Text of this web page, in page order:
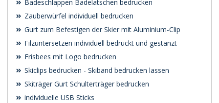
Badeschlappen Badelatschen bedrucken
Zauberwürfel individuell bedrucken
Gurt zum Befestigen der Skier mit Aluminium-Clip
Filzuntersetzen individuell bedruckt und gestanzt
Frisbees mit Logo bedrucken
Skiclips bedrucken - Skiband bedrucken lassen
Skiträger Gurt Schulterträger bedrucken
individuelle USB Sticks